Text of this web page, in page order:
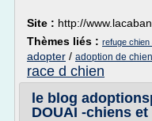
Site : http://
Thèmes liés : refuge chien
adopter / adoption de
race d chien
le blog
DOUAI -chiens et